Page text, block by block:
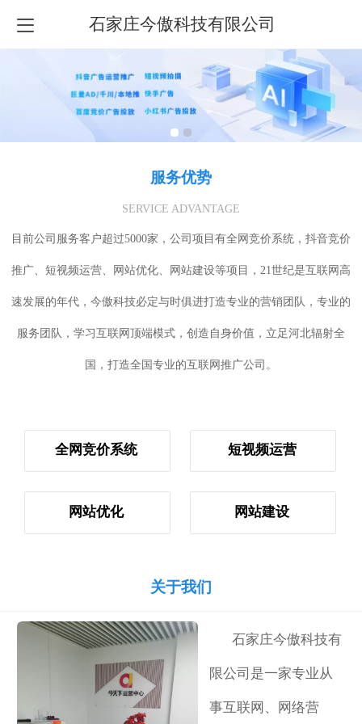
石家庄今傲科技有限公司
服务优势
SERVICE ADVANTAGE
目前公司服务客户超过5000家，公司项目有全网竞价系统，抖音竞价
推广、短视频运营、网站优化、网站建设等项目，21世纪是互联网高
速发展的年代，今傲科技必定与时俱进打造专业的营销团队，专业的
服务团队，学习互联网顶端模式，创造自身价值，立足河北辐射全
国，打造全国专业的互联网推广公司。
全网竞价系统 短视频运营
网站优化 网站建设
关于我们
石家庄今傲科技有
限公司是一家专业从
事互联网、网络营